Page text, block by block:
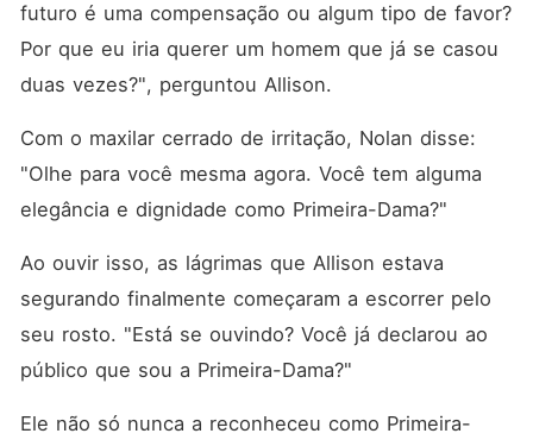
futuro é uma compensação ou algum tipo de favor?
Por que eu iria querer um homem que já se casou
duas vezes?", perguntou Allison.
Com o maxilar cerrado de irritação, Nolan disse:
"Olhe para você mesma agora. Você tem alguma
elegância e dignidade como Primeira-Dama?"
Ao ouvir isso, as lágrimas que Allison estava
segurando finalmente começaram a escorrer pelo
seu rosto. "Está se ouvindo? Você já declarou ao
público que sou a Primeira-Dama?"
Ele não só nunca a reconheceu como Primeira-